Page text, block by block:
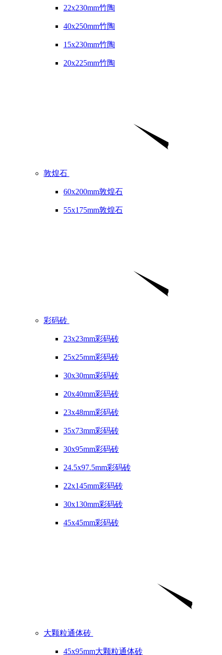
22x230mm竹陶
40x250mm竹陶
15x230mm竹陶
20x225mm竹陶
敦煌石
60x200mm敦煌石
55x175mm敦煌石
彩码砖
23x23mm彩码砖
25x25mm彩码砖
30x30mm彩码砖
20x40mm彩码砖
23x48mm彩码砖
35x73mm彩码砖
30x95mm彩码砖
24.5x97.5mm彩码砖
22x145mm彩码砖
30x130mm彩码砖
45x45mm彩码砖
大颗粒通体砖
45x95mm大颗粒通体砖